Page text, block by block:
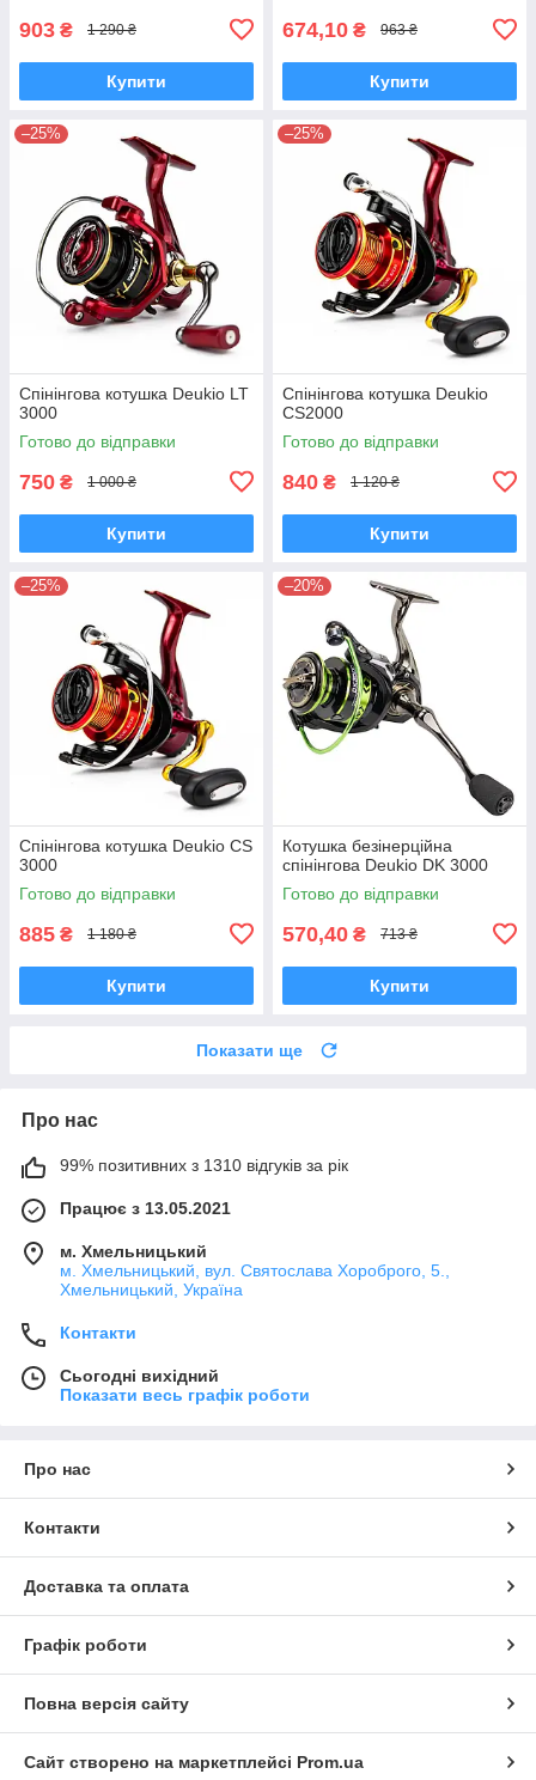
903 ₴ 1 290 ₴
Купити
674,10 ₴ 963 ₴
Купити
–25%
Спінінгова котушка Deukio LT
3000
Готово до відправки
750 ₴ 1 000 ₴
Купити
–25%
Спінінгова котушка Deukio
CS2000
Готово до відправки
840 ₴ 1 120 ₴
Купити
–25%
Спінінгова котушка Deukio CS
3000
Готово до відправки
885 ₴ 1 180 ₴
Купити
–20%
Котушка безінерційна
спінінгова Deukio DK 3000
Готово до відправки
570,40 ₴ 713 ₴
Купити
Показати ще
Про нас
99% позитивних з 1310 відгуків за рік
Працює з 13.05.2021
м. Хмельницький
м. Хмельницький, вул. Святослава Хороброго, 5.,
Хмельницький, Україна
Контакти
Сьогодні вихідний
Показати весь графік роботи
Про нас
Контакти
Доставка та оплата
Графік роботи
Повна версія сайту
Сайт створено на маркетплейсі Prom.ua